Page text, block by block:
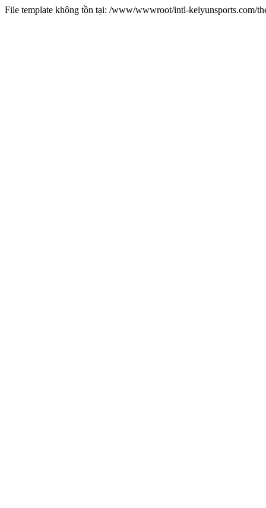
File template không tồn tại: /www/wwwroot/intl-keiyunsports.com/